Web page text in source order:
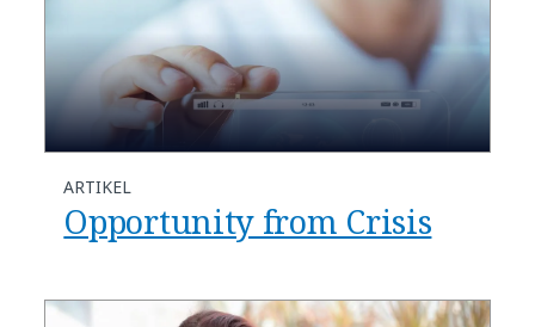
ARTIKEL
Opportunity from Crisis